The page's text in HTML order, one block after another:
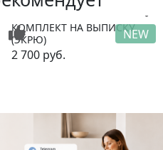
NEW
КОМПЛЕКТ НА ВЫПИСКУ
(ЭКРЮ)
2 700 руб.